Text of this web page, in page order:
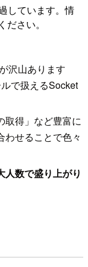
しています。情
さい。
沢山あります
で扱えるSocket
取得」など豊富に
わせることで色々
人数で盛り上がり